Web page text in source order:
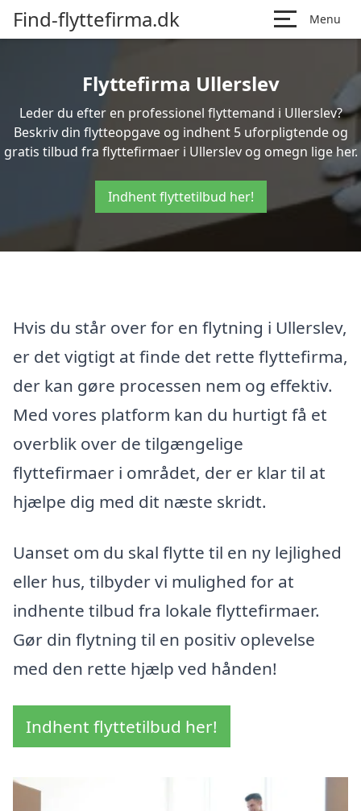
Find-flyttefirma.dk Menu
Flyttefirma Ullerslev
Leder du efter en professionel flyttemand i Ullerslev?
Beskriv din flytteopgave og indhent 5 uforpligtende og
gratis tilbud fra flyttefirmaer i Ullerslev og omegn lige her.
Indhent flyttetilbud her!
Hvis du står over for en flytning i Ullerslev,
er det vigtigt at finde det rette flyttefirma,
der kan gøre processen nem og effektiv.
Med vores platform kan du hurtigt få et
overblik over de tilgængelige
flyttefirmaer i området, der er klar til at
hjælpe dig med dit næste skridt.
Uanset om du skal flytte til en ny lejlighed
eller hus, tilbyder vi mulighed for at
indhente tilbud fra lokale flyttefirmaer.
Gør din flytning til en positiv oplevelse
med den rette hjælp ved hånden!
Indhent flyttetilbud her!